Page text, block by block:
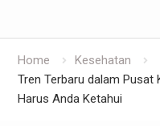
Home
Kesehatan
Tren Terbaru dalam Pusat
Harus Anda Ketahui